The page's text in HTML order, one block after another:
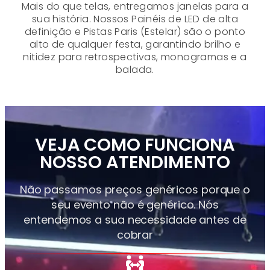
Mais do que telas, entregamos janelas para a
sua história. Nossos Painéis de LED de alta
definição e Pistas Paris (Estelar) são o ponto
alto de qualquer festa, garantindo brilho e
nitidez para retrospectivas, monogramas e a
balada.
VEJA COMO FUNCIONA
NOSSO ATENDIMENTO
Não passamos preços genéricos porque o
seu evento não é genérico. Nós
entendemos a sua necessidade antes de
cobrar